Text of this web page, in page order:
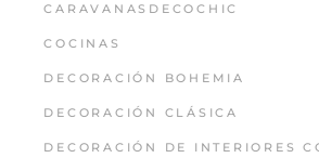
CARAVANASDECOCHIC
COCINAS
DECORACIÓN BOHEMIA
DECORACIÓN CLÁSICA
DECORACIÓN DE INTERIORES